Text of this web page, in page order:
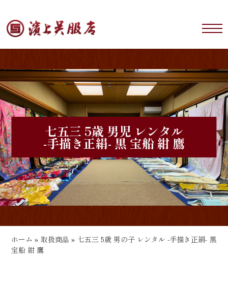
七五三 5歳 男児 レンタル
-手描き正絹- 黒 宝船 紺 鷹
ホーム »取扱商品 » 七五三 5歳 男の子 レンタル -手描き正絹- 黒
宝船 紺 鷹